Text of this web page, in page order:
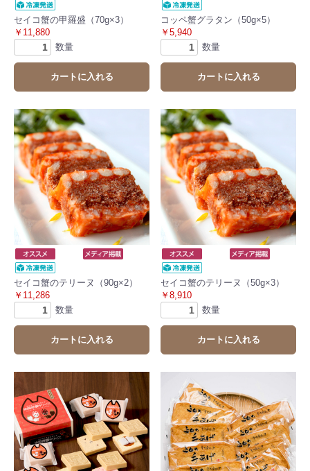
セイコ蟹の甲羅盛（70g×3）
￥11,880
数量
カートに入れる
コッペ蟹グラタン（50g×5）
￥5,940
数量
カートに入れる
セイコ蟹のテリーヌ（90g×2）
￥11,286
数量
カートに入れる
セイコ蟹のテリーヌ（50g×3）
￥8,910
数量
カートに入れる